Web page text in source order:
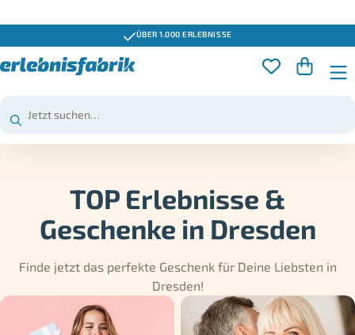
GUTSCHEINE 3 JAHRE GÜLTIG
TOP Erlebnisse &
Geschenke in Dresden
Finde jetzt das perfekte Geschenk für Deine Liebsten in
Dresden!